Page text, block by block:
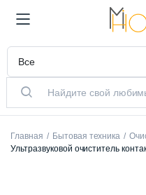
Главная Бытовая техника
Ультразвуковой очиститель